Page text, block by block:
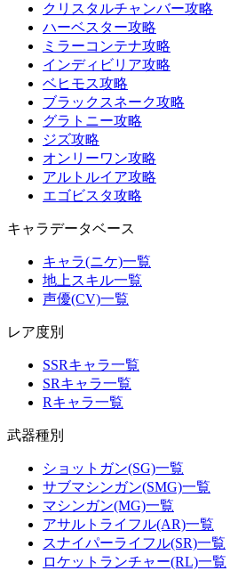
クリスタルチャンバー攻略
ハーベスター攻略
ミラーコンテナ攻略
インディビリア攻略
ベヒモス攻略
ブラックスネーク攻略
グラトニー攻略
ジズ攻略
オンリーワン攻略
アルトルイア攻略
エゴビスタ攻略
キャラデータベース
キャラ(ニケ)一覧
地上スキル一覧
声優(CV)一覧
レア度別
SSRキャラ一覧
SRキャラ一覧
Rキャラ一覧
武器種別
ショットガン(SG)一覧
サブマシンガン(SMG)一覧
マシンガン(MG)一覧
アサルトライフル(AR)一覧
スナイパーライフル(SR)一覧
ロケットランチャー(RL)一覧